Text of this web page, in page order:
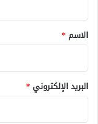
*
الاسم *
البريد الإلكتروني *